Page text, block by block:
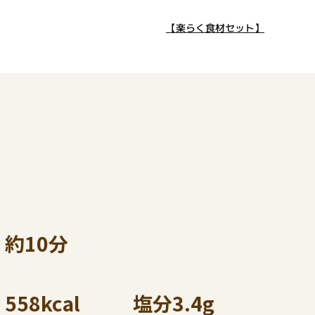
【楽らく食材セット】
約10分
558kcal 塩分3.4g